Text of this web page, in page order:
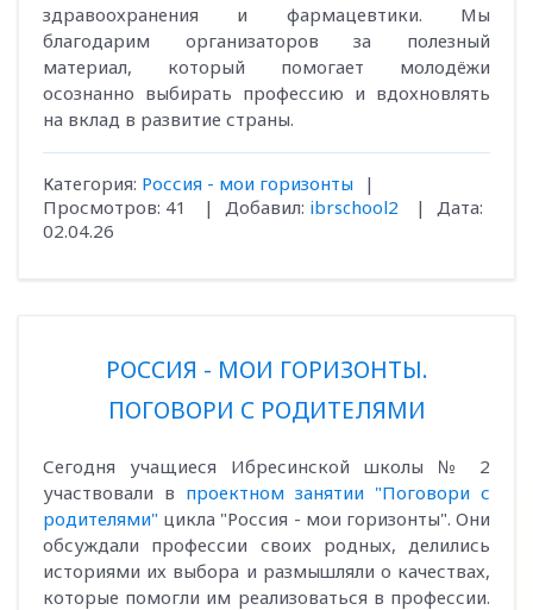
здравоохранения и фармацевтики. Мы
благодарим организаторов за полезный
материал, который помогает молодёжи
осознанно выбирать профессию и вдохновлять
на вклад в развитие страны.
Категория: Россия - мои горизонты
|
Просмотров: 41 | Добавил: ibrschool2 |
Дата:
02.04.26
РОССИЯ - МОИ ГОРИЗОНТЫ.
ПОГОВОРИ С РОДИТЕЛЯМИ
Сегодня учащиеся Ибресинской школы № 2
участвовали в проектном занятии "Поговори с
родителями" цикла "Россия - мои горизонты". Они
обсуждали профессии своих родных, делились
историями их выбора и размышляли о качествах,
которые помогли им реализоваться в профессии.